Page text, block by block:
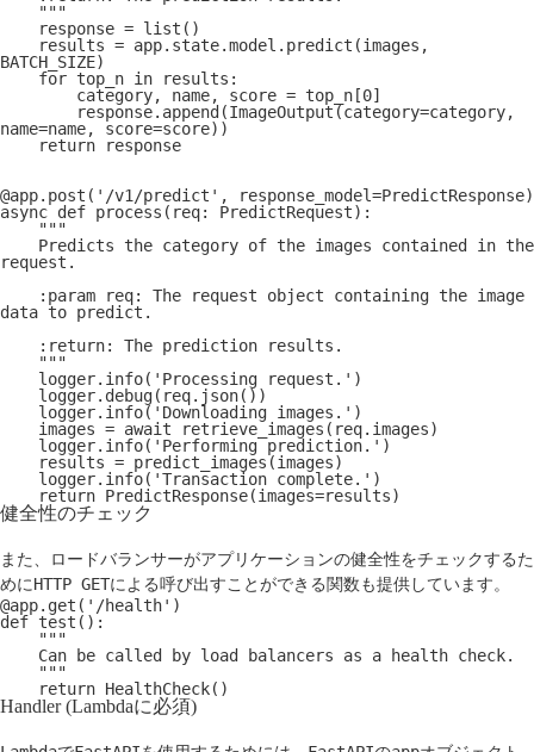
"""
response = list()
BATCH_SIZE)
for top_n in results:
category, name, score = top_n[0]
name=name, score=score))
return response
@app.post('/v1/predict', response_model=PredictResponse)
async def process(req: PredictRequest):
"""
request.
data to predict.
:return: The prediction results.
"""
logger.info('Processing request.')
logger.debug(req.json())
logger.info('Downloading images.')
images = await retrieve_images(req.images)
logger.info('Performing prediction.')
results = predict_images(images)
logger.info('Transaction complete.')
return PredictResponse(images=results)
健全性のチェック
また、ロードバランサーがアプリケーションの健全性をチェックするた
めにHTTP GETによる呼び出すことができる関数も提供しています。
@app.get('/health')
def test():
"""
Can be called by load balancers as a health check.
"""
return HealthCheck()
Handler (Lambdaに必須)